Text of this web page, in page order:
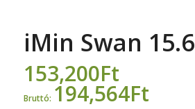
iMin Swan 15.6
153,200Ft
Bruttó: 194,564Ft